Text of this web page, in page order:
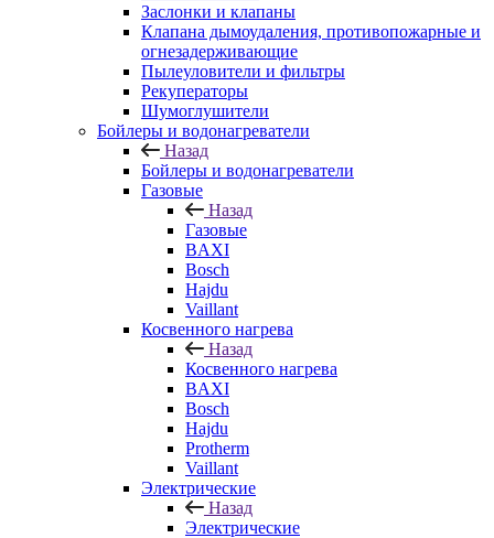
Заслонки и клапаны
Клапана дымоудаления, противопожарные и
огнезадерживающие
Пылеуловители и фильтры
Рекуператоры
Шумоглушители
Бойлеры и водонагреватели
Назад
Бойлеры и водонагреватели
Газовые
Назад
Газовые
BAXI
Bosch
Hajdu
Vaillant
Косвенного нагрева
Назад
Косвенного нагрева
BAXI
Bosch
Hajdu
Protherm
Vaillant
Электрические
Назад
Электрические